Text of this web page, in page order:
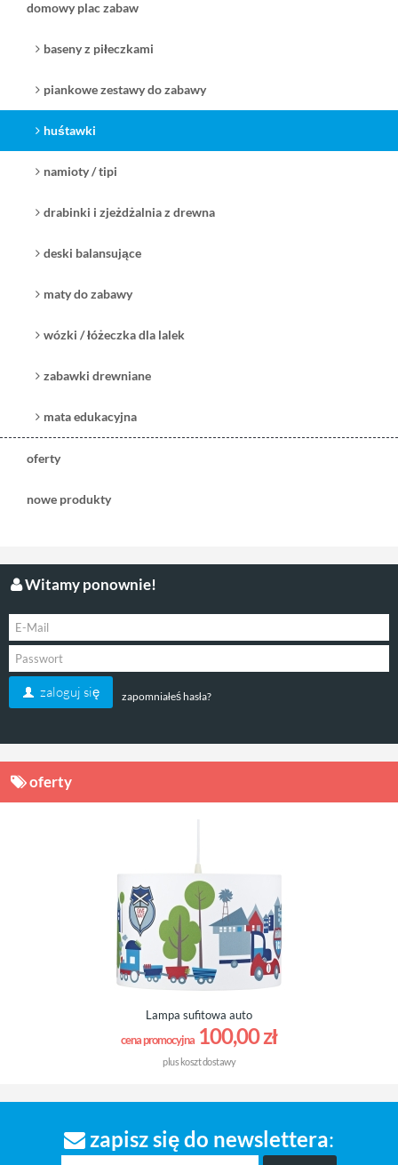
domowy plac zabaw
baseny z piłeczkami
piankowe zestawy do zabawy
huśtawki
namioty / tipi
drabinki i zjeżdżalnia z drewna
deski balansujące
maty do zabawy
wózki / łóżeczka dla lalek
zabawki drewniane
mata edukacyjna
oferty
nowe produkty
Witamy ponownie!
zaloguj się zapomniałeś hasła?
oferty
Lampa sufitowa auto
cena promocyjna 100,00 zł
plus koszt dostawy
zapisz się do newslettera